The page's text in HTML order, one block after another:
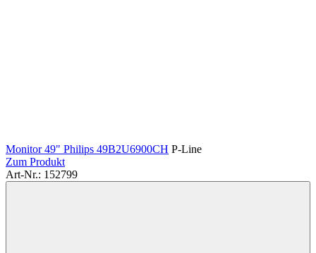
Monitor 49" Philips 49B2U6900CH P-Line
Zum Produkt
Art-Nr.: 152799